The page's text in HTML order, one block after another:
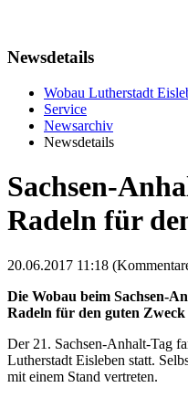
Newsdetails
Wobau Lutherstadt
Service
Newsarchiv
Newsdetails
Sachsen-
Radeln für
20.06.2017 11:18
Die Wobau beim Sachsen-
Radeln für den guten Zweck
Der 21. Sachsen-Anhalt-Tag
Lutherstadt Eisleben statt.
mit einem Stand vertreten.